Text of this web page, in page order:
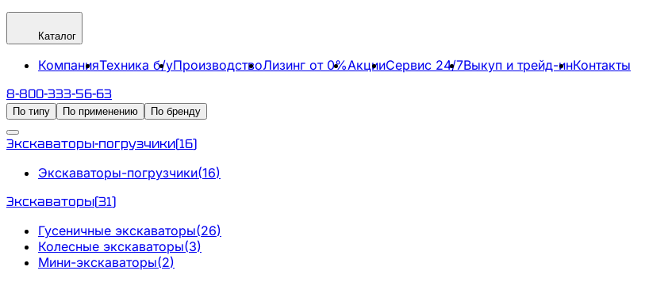
Каталог
КомпанияТехника б/уПроизводствоЛизинг от 0%АкцииСервис 24/7Выкуп и трейд-инКонтакты
8-800-333-56-63
По типу По применению По бренду
Экскаваторы-погрузчики(16)
Экскаваторы-погрузчики(16)
Экскаваторы(31)
Гусеничные экскаваторы(26)
Колесные экскаваторы(3)
Мини-экскаваторы(2)